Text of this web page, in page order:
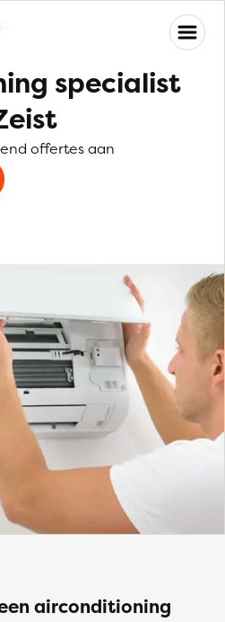
specialist
offertes aan
airconditioning